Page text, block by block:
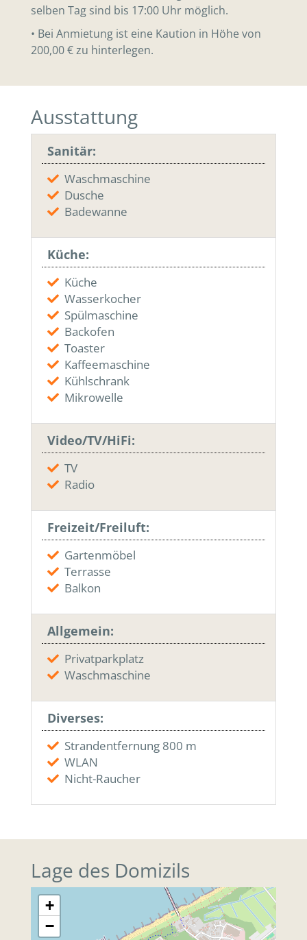
selben Tag sind bis 17:00 Uhr möglich.
• Bei Anmietung ist eine Kaution in Höhe von
200,00 € zu hinterlegen.
Ausstattung
Sanitär:
Waschmaschine
Dusche
Badewanne
Küche:
Küche
Wasserkocher
Spülmaschine
Backofen
Toaster
Kaffeemaschine
Kühlschrank
Mikrowelle
Video/TV/HiFi:
TV
Radio
Freizeit/Freiluft:
Gartenmöbel
Terrasse
Balkon
Allgemein:
Privatparkplatz
Waschmaschine
Diverses:
Strandentfernung 800 m
WLAN
Nicht-Raucher
Lage des Domizils
+
−